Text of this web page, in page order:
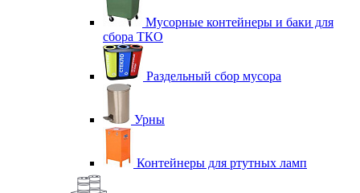
Мусорные контейнеры и баки для
сбора ТКО
Раздельный сбор мусора
Урны
Контейнеры для ртутных ламп